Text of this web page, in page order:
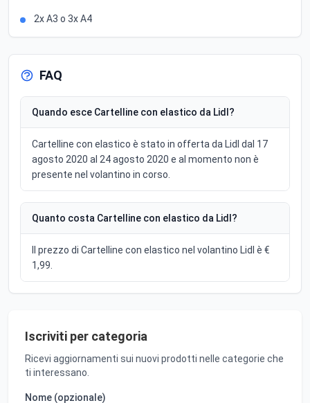
2x A3 o 3x A4
FAQ
Quando esce Cartelline con elastico da Lidl?
Cartelline con elastico è stato in offerta da Lidl dal 17
agosto 2020 al 24 agosto 2020 e al momento non è
presente nel volantino in corso.
Quanto costa Cartelline con elastico da Lidl?
Il prezzo di Cartelline con elastico nel volantino Lidl è €
1,99.
Iscriviti per categoria
Ricevi aggiornamenti sui nuovi prodotti nelle categorie che
ti interessano.
Nome (opzionale)